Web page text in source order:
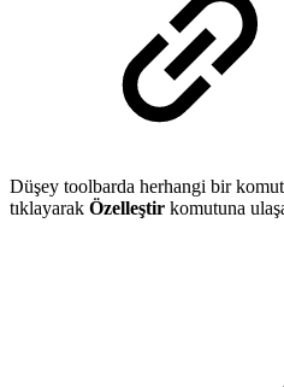
Düşey toolbarda herhangi bir
tıklayarak Özelleştir komutuna